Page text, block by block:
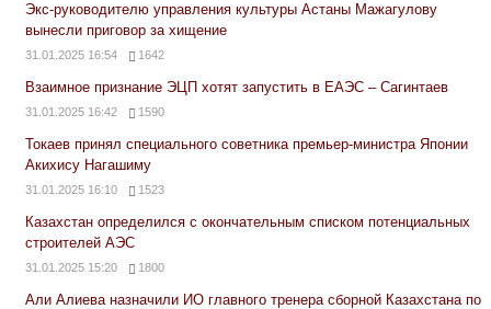
Экс-руководителю управления культуры Астаны Мажагулову
вынесли приговор за хищение
31.01.2025 16:54 1642
Взаимное признание ЭЦП хотят запустить в ЕАЭС – Сагинтаев
31.01.2025 16:42 1590
Токаев принял специального советника премьер-министра Японии
Акихису Нагашиму
31.01.2025 16:10 1523
Казахстан определился с окончательным списком потенциальных
строителей АЭС
31.01.2025 15:20 1800
Али Алиева назначили ИО главного тренера сборной Казахстана по